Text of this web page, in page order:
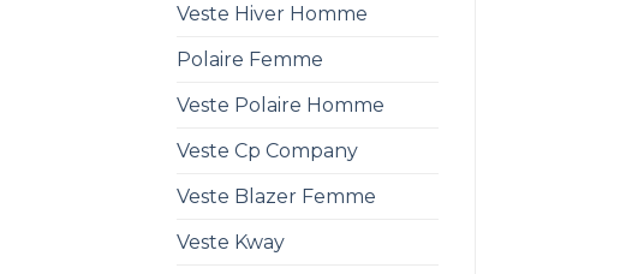
Veste Hiver Homme
Polaire Femme
Veste Polaire Homme
Veste Cp Company
Veste Blazer Femme
Veste Kway